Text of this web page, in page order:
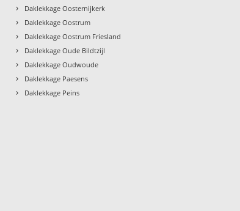
› Daklekkage Oosternijkerk
› Daklekkage Oostrum
› Daklekkage Oostrum Friesland
› Daklekkage Oude Bildtzijl
› Daklekkage Oudwoude
› Daklekkage Paesens
› Daklekkage Peins